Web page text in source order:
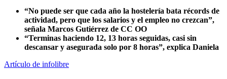
“No puede ser que cada año la hostelería bata récords de
actividad, pero que los salarios y el empleo no crezcan”,
señala Marcos Gutiérrez de CC OO
“Terminas haciendo 12, 13 horas seguidas, casi sin
descansar y asegurada solo por 8 horas”, explica Daniela
Artículo de infolibre